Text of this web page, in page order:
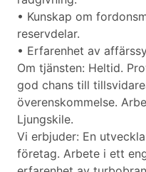
• Kunskap om
reservdelar.
• Erfarenhet av
Om tjänsten: Heltid.
god chans till
överenskommelse.
Ljungskile.
Vi erbjuder: En
företag. Arbete i ett